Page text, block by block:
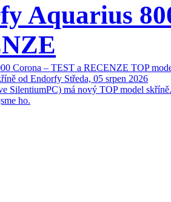
Aquarius
Corona – TEST a RECENZE TOP
od Endorfy Středa, 05 srpen 2026
SilentiumPC) má nový TOP model
ho.